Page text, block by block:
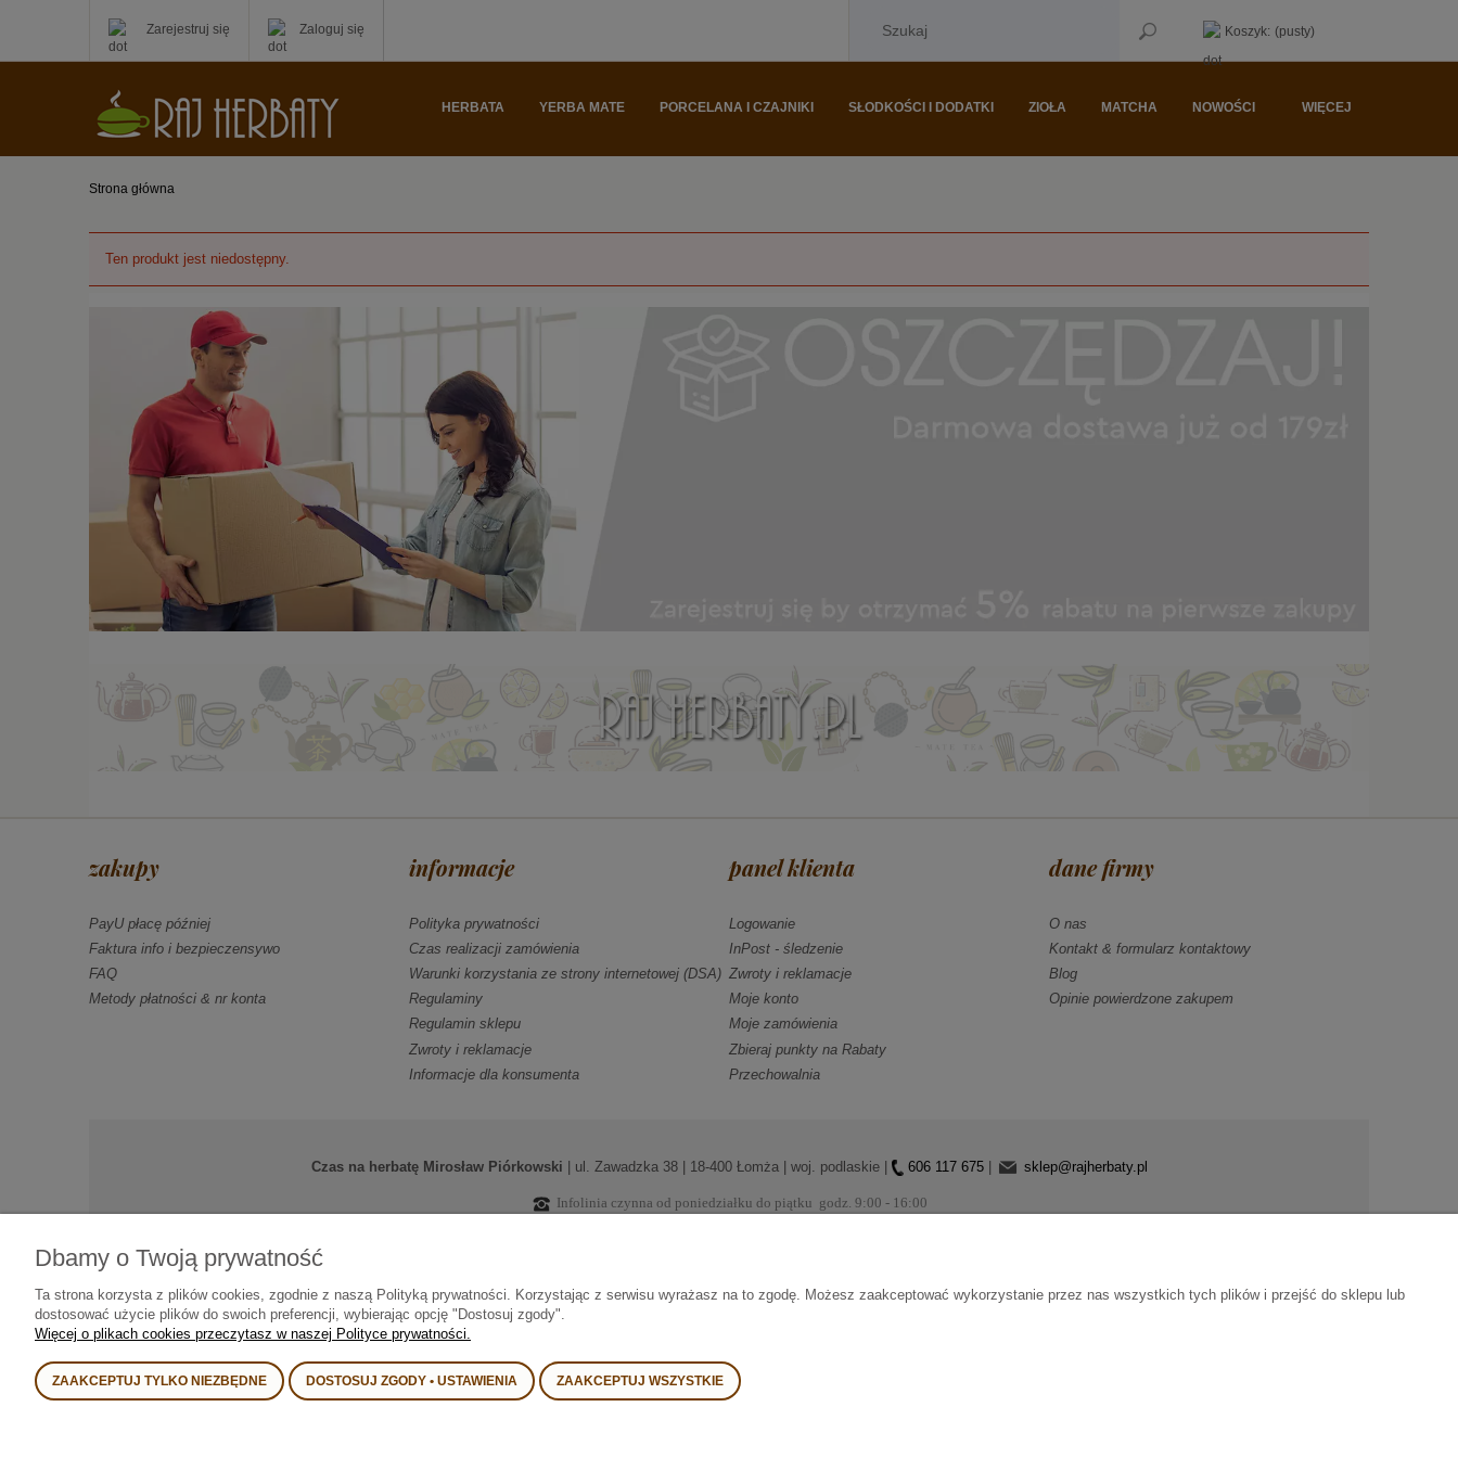
Zarejestruj się Zaloguj się Koszyk: (pusty)
HERBATA YERBA MATE PORCELANA I CZAJNIKI SŁODKOŚCI I DODATKI ZIOŁA MATCHA NOWOŚCI WIĘCEJ
Strona główna
Ten produkt jest niedostępny.
zakupy
PayU płacę później
Faktura info i bezpieczensywo
FAQ
Metody płatności & nr konta
informacje
Polityka prywatności
Czas realizacji zamówienia
Warunki korzystania ze strony internetowej (DSA)
Regulaminy
Regulamin sklepu
Zwroty i reklamacje
Informacje dla konsumenta
panel klienta
Logowanie
InPost - śledzenie
Zwroty i reklamacje
Moje konto
Moje zamówienia
Zbieraj punkty na Rabaty
Przechowalnia
dane firmy
O nas
Kontakt & formularz kontaktowy
Blog
Opinie powierdzone zakupem
Czas na herbatę Mirosław Piórkowski | ul. Zawadzka 38 | 18-400 Łomża | woj. podlaskie | 606 117 675| sklep@rajherbaty.pl
Infolinia czynna od poniedziałku do piątku godz. 9:00 - 16:00
Od 2008 roku najlepszą herbatę • kawę • yerba mate • prezenty i kosze upominkowe sprzedajemy i dostarczamy bezpiecznie we współpracy z:
Dbamy o Twoją prywatność
Ta strona korzysta z plików cookies, zgodnie z naszą Polityką prywatności. Korzystając z serwisu wyrażasz na to zgodę. Możesz zaakceptować wykorzystanie przez nas wszystkich tych plików i przejść do sklepu lub
dostosować użycie plików do swoich preferencji, wybierając opcję "Dostosuj zgody".
Więcej o plikach cookies przeczytasz w naszej Polityce prywatności.
ZAAKCEPTUJ TYLKO NIEZBĘDNE DOSTOSUJ ZGODY • USTAWIENIA ZAAKCEPTUJ WSZYSTKIE